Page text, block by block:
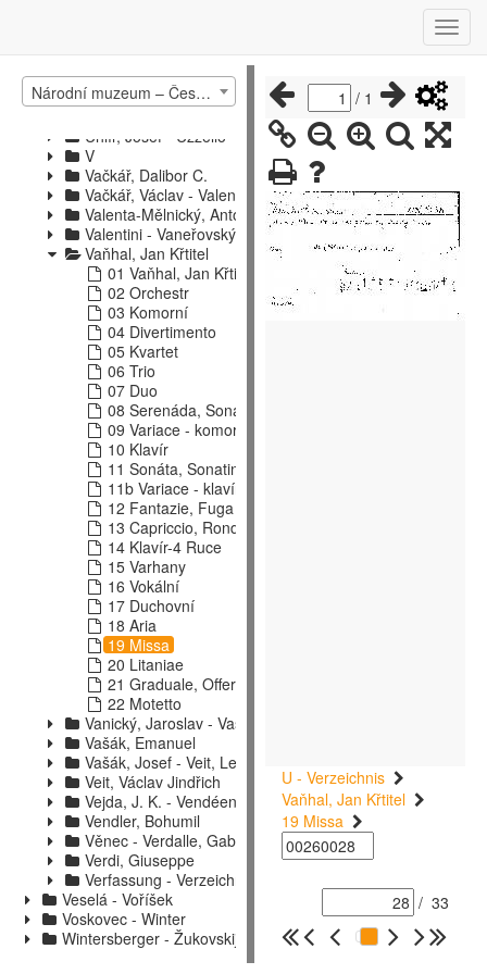
Národní muzeum – České muzeum hudby – katalog hudebnin 1
Tabelle - Tyšovský
U - Verzeichnis
U
Uhlíř, Josef - Uzzello
V
Vačkář, Dalibor C.
Vačkář, Václav - Valenta, Josef
Valenta-Mělnický, Antonín
Valentini - Vaneřovský
Vaňhal, Jan Křtitel
01 Vaňhal, Jan Křtitel
02 Orchestr
03 Komorní
04 Divertimento
05 Kvartet
06 Trio
07 Duo
08 Serenáda, Sonáta
09 Variace - komorní obsazení
10 Klavír
11 Sonáta, Sonatina
11b Variace - klavír
12 Fantazie, Fuga
13 Capriccio, Rondo, Tance
14 Klavír-4 Ruce
15 Varhany
16 Vokální
17 Duchovní
18 Aria
19 Missa
20 Litaniae
21 Graduale, Offertorium
22 Motetto
Vanický, Jaroslav - Vasiljev-Buglaj, D.
Vašák, Emanuel
Vašák, Josef - Veit, Leo
Veit, Václav Jindřich
Vejda, J. K. - Vendéen
Vendler, Bohumil
Věnec - Verdalle, Gabriel
Verdi, Giuseppe
Verfassung - Verzeichniss
Veselá - Voříšek
Voskovec - Winter
Wintersberger - Žukovskij
/ 1
U - Verzeichnis
Vaňhal, Jan Křtitel
19 Missa
/ 33